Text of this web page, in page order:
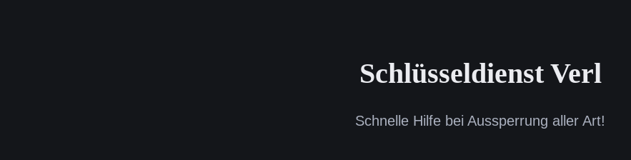
Schlüsseldienst Verl
Schnelle Hilfe bei Aussperrung aller Art!